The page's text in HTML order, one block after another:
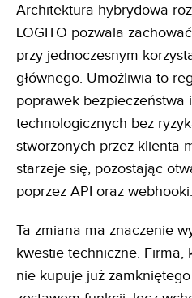
Architektura hybrydowa
LOGITO pozwala
przy jednoczesnym
głównego. Umożliwia to
poprawek bezpieczeństwa
technologicznych bez
stworzonych przez klienta
starzeje się, pozostając
poprzez API oraz webhooki.
Ta zmiana ma znaczenie
kwestie techniczne. Firma,
nie kupuje już